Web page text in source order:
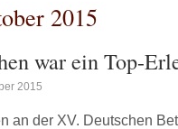
2015
war ein Top-
2015
an der XV. Deutschen